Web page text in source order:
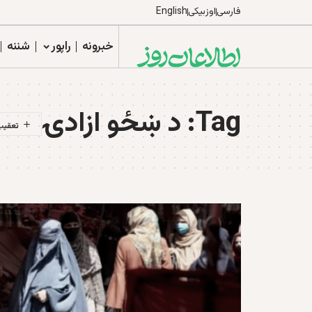
فارسیاوزبیکیEnglish
خبرونه راپور شننه
Tag: د ښځو ازادۍ